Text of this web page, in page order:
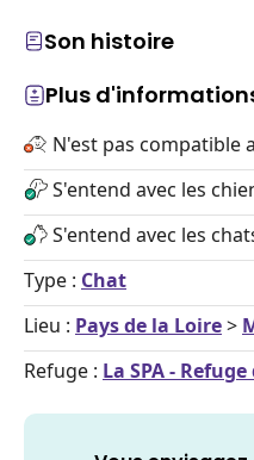
Son histoire
Plus
N'est pas compatible
S'entend avec les
S'entend avec les
Type : Chat
Lieu : Pays de la Loire>
Refuge : La SPA -